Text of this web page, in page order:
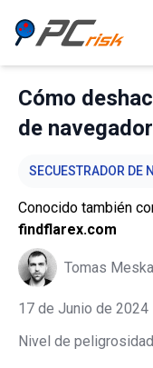
Cómo
de
SECUESTRADOR DE
Conocido también
findflarex.com
Tomas
17 de Junio de 2024
Nivel de